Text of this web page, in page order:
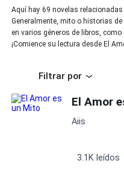
Aquí hay 69 novelas
Generalmente, mito o historias
en varios géneros de libros,
¡Comience su lectura desde El
Filtrar por
El Amor
Aiis
3.1K leídos